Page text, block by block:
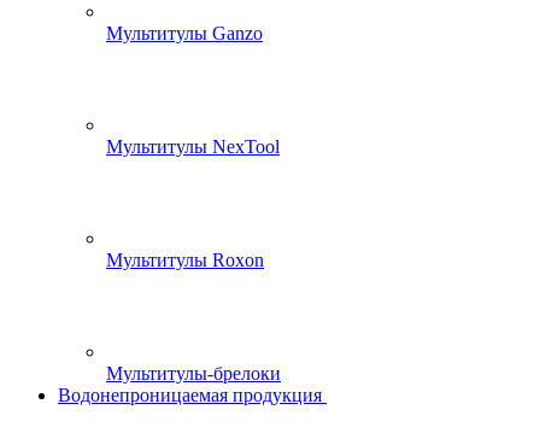
Мультитулы Ganzo
Мультитулы NexTool
Мультитулы Roxon
Мультитулы-брелоки
Водонепроницаемая продукция